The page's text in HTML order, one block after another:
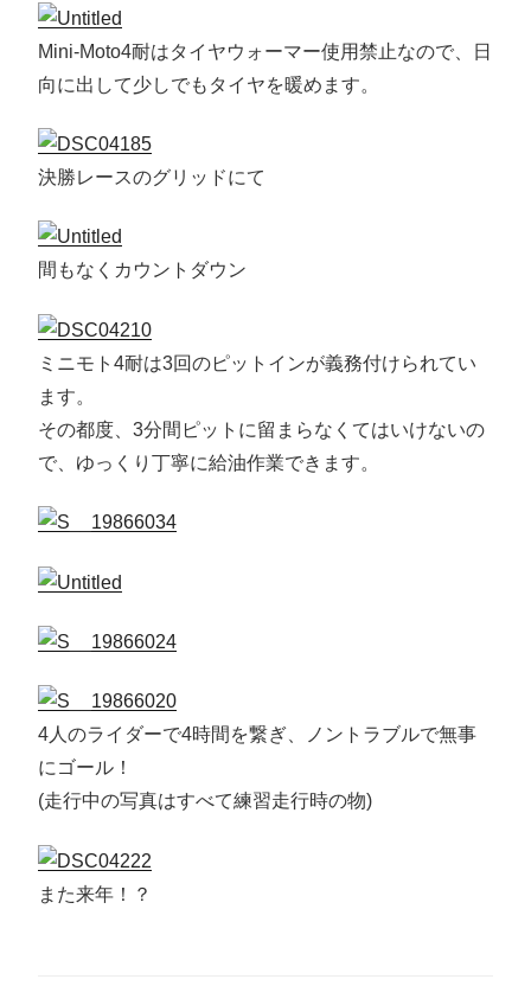
Mini-Moto4耐はタイヤウォーマー使用禁止なので、日
向に出して少しでもタイヤを暖めます。
決勝レースのグリッドにて
間もなくカウントダウン
ミニモト4耐は3回のピットインが義務付けられてい
ます。
その都度、3分間ピットに留まらなくてはいけないの
で、ゆっくり丁寧に給油作業できます。
4人のライダーで4時間を繋ぎ、ノントラブルで無事
にゴール！
(走行中の写真はすべて練習走行時の物)
また来年！？